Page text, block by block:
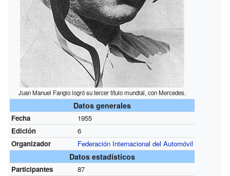
Juan Manuel Fangio logró su tercer título mundial, con Mercedes.
Datos generales
Fecha
1955
Edición
6
Organizador
Federación Internacional del Automóvil
Datos estadísticos
Participantes
87